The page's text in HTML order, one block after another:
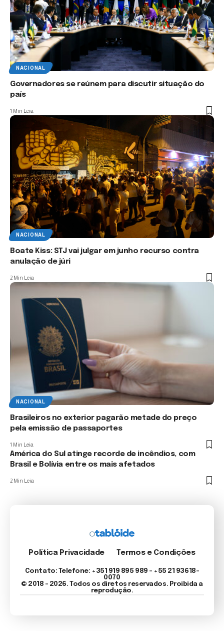
NACIONAL
Governadores se reúnem para discutir situação do
país
1 Min Leia
NACIONAL
Boate Kiss: STJ vai julgar em junho recurso contra
anulação de júri
2 Min Leia
NACIONAL
Brasileiros no exterior pagarão metade do preço
pela emissão de passaportes
1 Min Leia
América do Sul atinge recorde de incêndios, com
Brasil e Bolívia entre os mais afetados
2 Min Leia
Política Privacidade Termos e Condições
Contato: Telefone: +351 919 895 989 – +55 21 93618-
0070
© 2018 - 2026. Todos os diretos reservados. Proibida a
reprodução.